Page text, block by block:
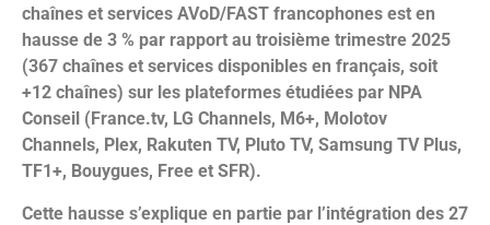
chaînes et services AVoD/FAST francophones est en
hausse de 3 % par rapport au troisième trimestre 2025
(367 chaînes et services disponibles en français, soit
+12 chaînes) sur les plateformes étudiées par NPA
Conseil (France.tv, LG Channels, M6+, Molotov
Channels, Plex, Rakuten TV, Pluto TV, Samsung TV Plus,
TF1+, Bouygues, Free et SFR).
Cette hausse s’explique en partie par l’intégration des 27